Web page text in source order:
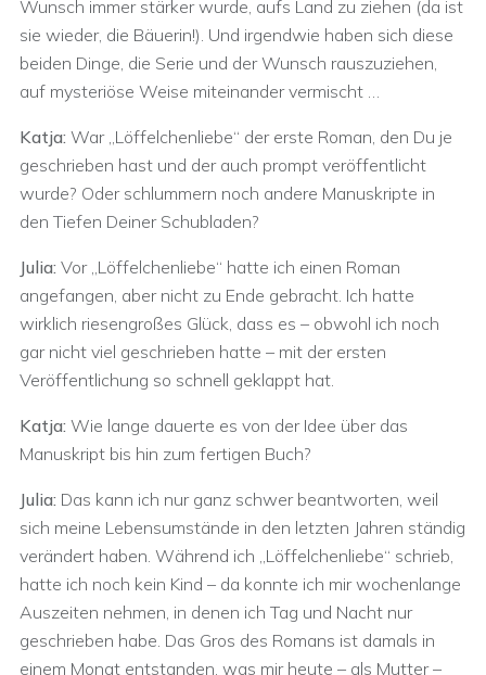
Wunsch immer stärker wurde, aufs Land zu ziehen (da ist
sie wieder, die Bäuerin!). Und irgendwie haben sich diese
beiden Dinge, die Serie und der Wunsch rauszuziehen,
auf mysteriöse Weise miteinander vermischt …
Katja: War „Löffelchenliebe“ der erste Roman, den Du je
geschrieben hast und der auch prompt veröffentlicht
wurde? Oder schlummern noch andere Manuskripte in
den Tiefen Deiner Schubladen?
Julia: Vor „Löffelchenliebe“ hatte ich einen Roman
angefangen, aber nicht zu Ende gebracht. Ich hatte
wirklich riesengroßes Glück, dass es – obwohl ich noch
gar nicht viel geschrieben hatte – mit der ersten
Veröffentlichung so schnell geklappt hat.
Katja: Wie lange dauerte es von der Idee über das
Manuskript bis hin zum fertigen Buch?
Julia: Das kann ich nur ganz schwer beantworten, weil
sich meine Lebensumstände in den letzten Jahren ständig
verändert haben. Während ich „Löffelchenliebe“ schrieb,
hatte ich noch kein Kind – da konnte ich mir wochenlange
Auszeiten nehmen, in denen ich Tag und Nacht nur
geschrieben habe. Das Gros des Romans ist damals in
einem Monat entstanden, was mir heute – als Mutter –